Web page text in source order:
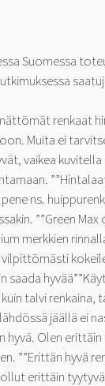
Suomessa
renkaat
Muita ei
vaikea
ns.
””Green
merkkien
saada
talvi renkaina,
jäällä ei
hyvä. Olen
””Erittän hyvä
erittäin